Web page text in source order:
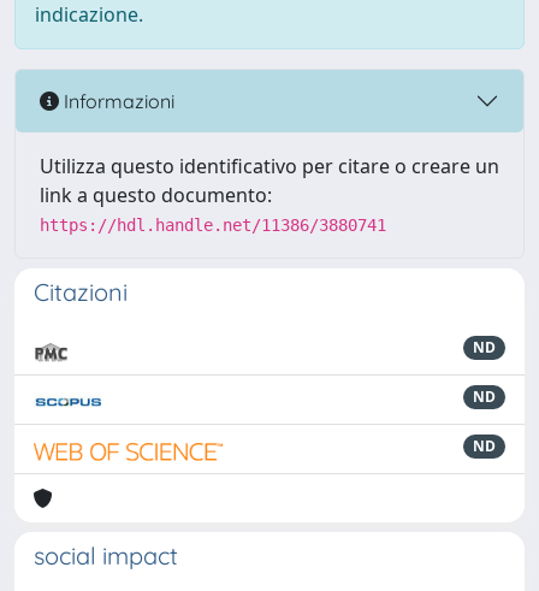
indicazione.
Informazioni
Utilizza questo identificativo per citare o creare un
link a questo documento:
https://hdl.handle.net/11386/3880741
Citazioni
ND
ND
ND
social impact